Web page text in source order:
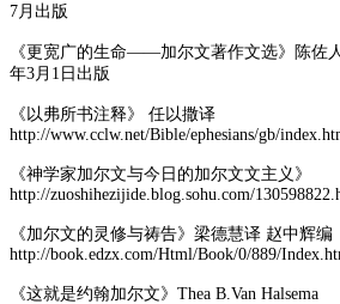
7月出版
《更宽广的生命——加尔文著作文选》陈佐
年3月1日出版
《以弗所书注释》 任以撒译
http://www.cclw.net/Bible/ephesians/gb/
《神学家加尔文与今日的加尔文文主义》
http://zuoshihezijide.blog.sohu.com/
《加尔文的灵修与祷告》梁德慧译 赵中辉编
http://book.edzx.com/Html/Book/0/889/
《这就是约翰加尔文》Thea B.Van Halsema